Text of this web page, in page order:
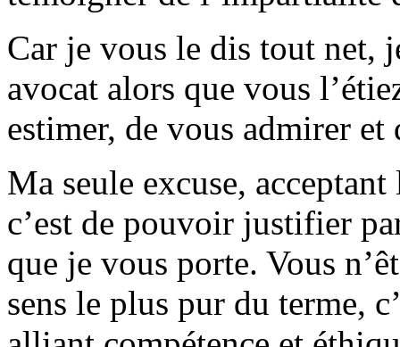
Car je vous le dis tout net,
avocat alors que vous
estimer, de vous admirer et
Ma seule excuse,
c’est de pouvoir justifier
que je vous porte. Vous
sens le plus pur du terme,